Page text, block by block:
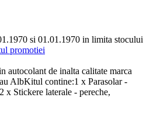
si 01.01.1970 in limita stocului
promotiei
autocolant de inalta calitate marca
AlbKitul contine:1 x Parasolar -
x Stickere laterale - pereche,